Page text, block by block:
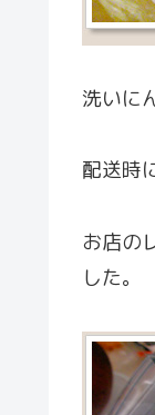
洗いに
配送時
お店の
した。